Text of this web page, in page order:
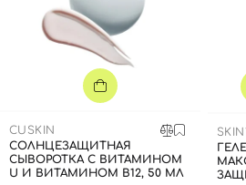
CUSKIN
СОЛНЦЕЗАЩИТНАЯ
СЫВОРОТКА С ВИТАМИНОМ
U И ВИТАМИНОМ В12, 50 МЛ